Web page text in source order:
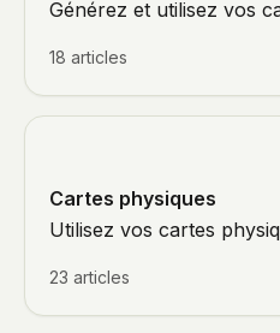
Générez et utilisez vos
18 articles
Cartes physiques
Utilisez vos cartes
23 articles